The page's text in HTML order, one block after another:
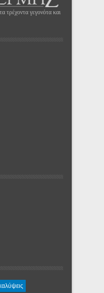
τρέχοντα γεγονότα και